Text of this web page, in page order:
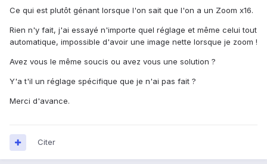
Ce qui est plutôt génant lorsque l'on sait que l'on a un Zoom x16.
Rien n'y fait, j'ai essayé n'importe quel réglage et même celui tout
automatique, impossible d'avoir une image nette lorsque je zoom !
Avez vous le même soucis ou avez vous une solution ?
Y'a t'il un réglage spécifique que je n'ai pas fait ?
Merci d'avance.
Citer